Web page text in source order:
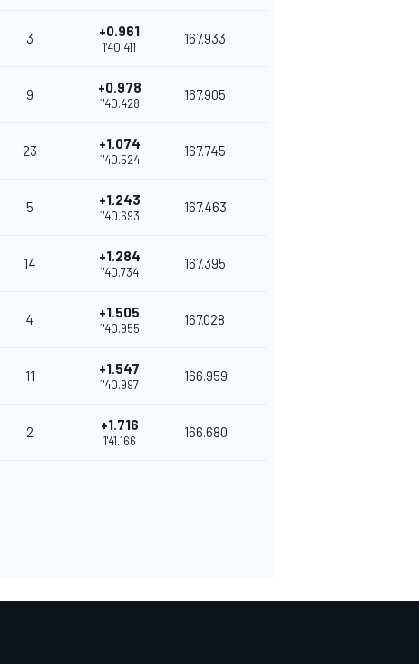
3 +0.961
1'40.411
167.933
9 +0.978
1'40.428
167.905
23 +1.074
1'40.524
167.745
5 +1.243
1'40.693
167.463
14 +1.284
1'40.734
167.395
4 +1.505
1'40.955
167.028
11 +1.547
1'40.997
166.959
2 +1.716
1'41.166
166.680